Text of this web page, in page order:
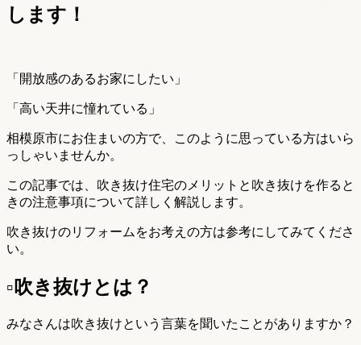
します！
「開放感のあるお家にしたい」
「高い天井に憧れている」
相模原市にお住まいの方で、このように思っている方はいら
っしゃいませんか。
この記事では、吹き抜け住宅のメリットと吹き抜けを作ると
きの注意事項について詳しく解説します。
吹き抜けのリフォームをお考えの方は参考にしてみてくださ
い。
▫︎吹き抜けとは？
みなさんは吹き抜けという言葉を聞いたことがありますか？